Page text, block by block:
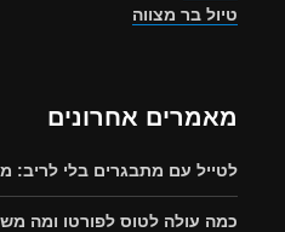
טיול בר מצווה
מאמרים אחרונים
לטייל עם מתבגרים בלי לריב:
כמה עולה לטוס לפורטו ומה